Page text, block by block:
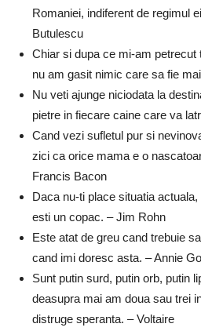
Romaniei, indiferent de regimul
Butulescu
Chiar si dupa ce mi-am petrecut
nu am gasit nimic care sa fie
Nu veti ajunge niciodata la
pietre in fiecare caine care va
Cand vezi sufletul pur si
zici ca orice mama e o
Francis Bacon
Daca nu-ti place situatia
esti un copac. – Jim Rohn
Este atat de greu cand trebuie
cand imi doresc asta. – Annie
Sunt putin surd, putin orb, putin
deasupra mai am doua sau trei
distruge speranta. – Voltaire